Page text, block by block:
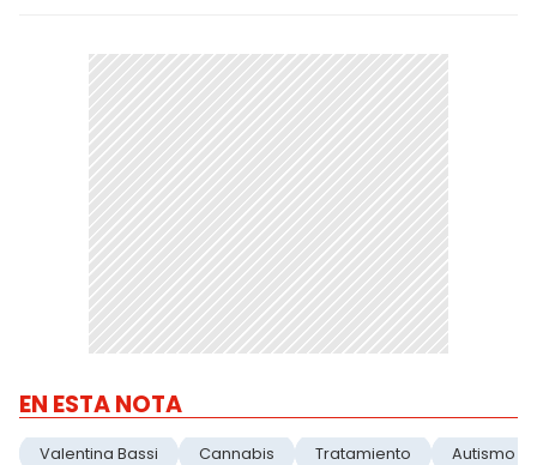
EN ESTA NOTA
Valentina Bassi Cannabis Tratamiento Autismo